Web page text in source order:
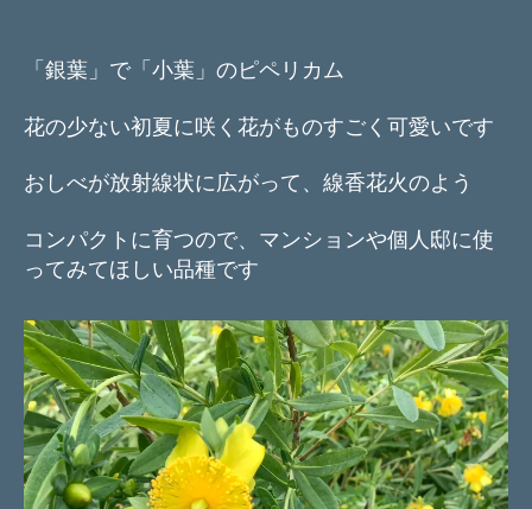
「銀葉」で「小葉」のピペリカム
花の少ない初夏に咲く花がものすごく可愛いです
おしべが放射線状に広がって、線香花火のよう
コンパクトに育つので、マンションや個人邸に使
ってみてほしい品種です